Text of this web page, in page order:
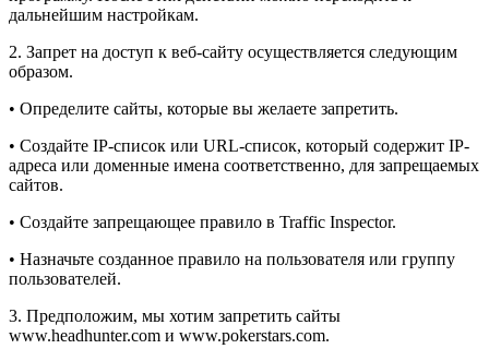
дальнейшим настройкам.
2. Запрет на доступ к веб-сайту осуществляется следующим
образом.
• Определите сайты, которые вы желаете запретить.
• Создайте IP-список или URL-список, который содержит IP-
адреса или доменные имена соответственно, для запрещаемых
сайтов.
• Создайте запрещающее правило в Traffic Inspector.
• Назначьте созданное правило на пользователя или группу
пользователей.
3. Предположим, мы хотим запретить сайты
www.headhunter.com и www.pokerstars.com.